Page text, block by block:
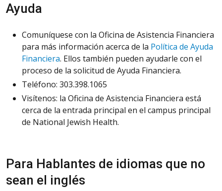
Ayuda
Comuníquese con la Oficina de Asistencia Financiera
para más información acerca de la Política de Ayuda
Financiera. Ellos también pueden ayudarle con el
proceso de la solicitud de Ayuda Financiera.
Teléfono: 303.398.1065
Visítenos: la Oficina de Asistencia Financiera está
cerca de la entrada principal en el campus principal
de National Jewish Health.
Para Hablantes de idiomas que no
sean el inglés